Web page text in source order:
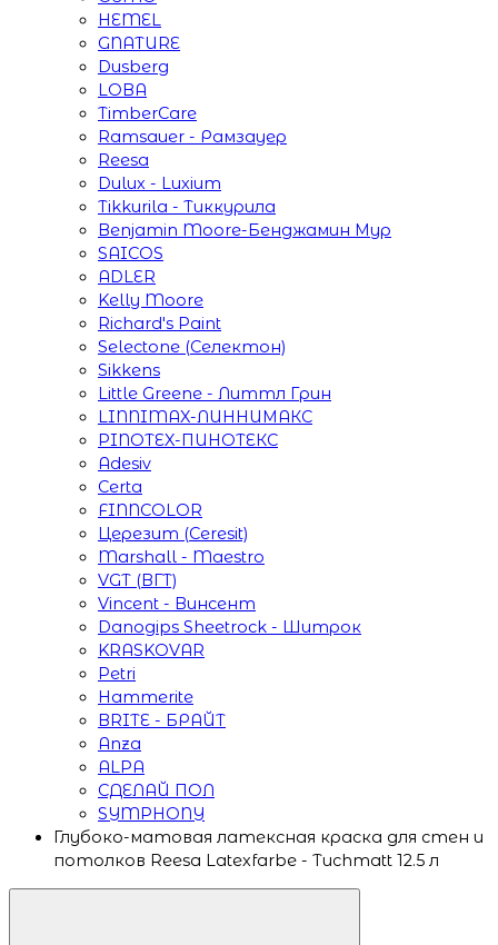
HEMEL
GNATURE
Dusberg
LOBA
TimberCare
Ramsauer - Рамзауер
Reesa
Dulux - Luxium
Tikkurila - Тиккурила
Benjamin Moore-Бенджамин Мур
SAICOS
ADLER
Kelly Moore
Richard's Paint
Selectone (Селектон)
Sikkens
Little Greene - Литтл Грин
LINNIMAX-ЛИННИМАКС
PINOTEX-ПИНОТЕКС
Adesiv
Certa
FINNCOLOR
Церезит (Ceresit)
Marshall - Maestro
VGT (ВГТ)
Vincent - Винсент
Danogips Sheetrock - Шитрок
KRASKOVAR
Petri
Hammerite
BRITE - БРАЙТ
Anza
ALPA
СДЕЛАЙ ПОЛ
SYMPHONY
Глубоко-матовая латексная краска для стен и
потолков Reesa Latexfarbe - Tuchmatt 12.5 л